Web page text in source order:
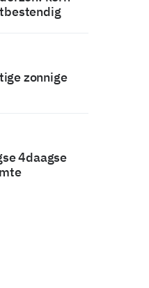
zonnige
4daagse